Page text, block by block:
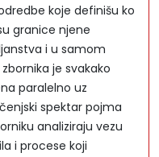
koje definišu ko
granice njene
i u samom
je svakako
paralelno uz
spektar pojma
analiziraju vezu
i procese koji